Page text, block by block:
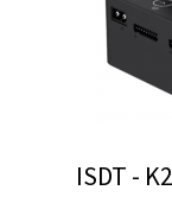
ISDT -